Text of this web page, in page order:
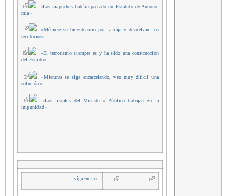
«Los mapu­ches habían pac­ta­do un Esta­tu­to de Auto­no­
mía»
«Métan­se su bicen­te­na­rio por la raja y devuel­van los
terri­to­rios»
«El terro­ris­mo siem­pre es y ha sido una cons­truc­ción
del Esta­do»
«Mien­tras se siga encar­ce­lan­do, veo muy difí­cil una
solución»
«Los fis­ca­les del Minis­te­rio Públi­co tra­ba­jan en la
impunidad»
sígue­nos en